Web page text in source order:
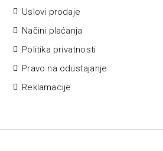
Uslovi prodaje
Načini plaćanja
Politika privatnosti
Pravo na odustajanje
Reklamacije